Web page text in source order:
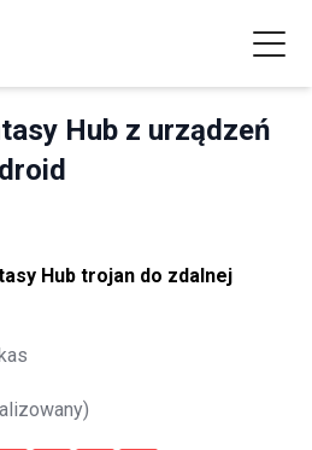
Hub z urządzeń
Hub trojan do zdalnej